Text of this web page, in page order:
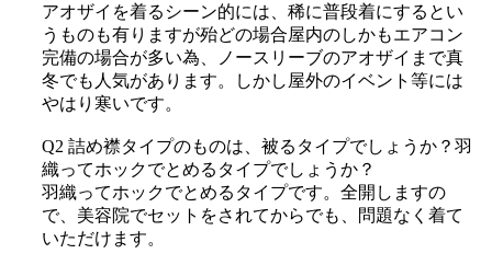
アオザイを着るシーン的には、稀に普段着にするとい
うものも有りますが殆どの場合屋内のしかもエアコン
完備の場合が多い為、ノースリーブのアオザイまで真
冬でも人気があります。しかし屋外のイベント等には
やはり寒いです。
Q2 詰め襟タイプのものは、被るタイプでしょうか？羽
織ってホックでとめるタイプでしょうか？
羽織ってホックでとめるタイプです。全開しますの
で、美容院でセットをされてからでも、問題なく着て
いただけます。